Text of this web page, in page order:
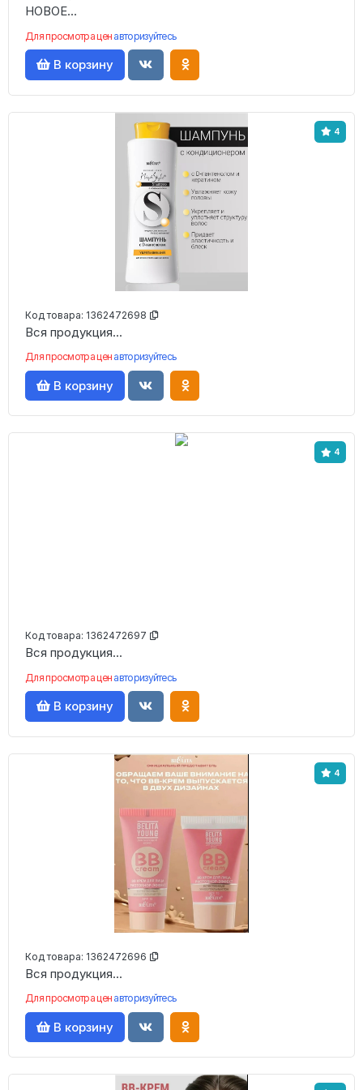
НОВОЕ...
Для просмотра цен авторизуйтесь
В корзину
4
Код товара: 1362472698
Вся продукция...
Для просмотра цен авторизуйтесь
В корзину
4
Код товара: 1362472697
Вся продукция...
Для просмотра цен авторизуйтесь
В корзину
4
Код товара: 1362472696
Вся продукция...
Для просмотра цен авторизуйтесь
В корзину